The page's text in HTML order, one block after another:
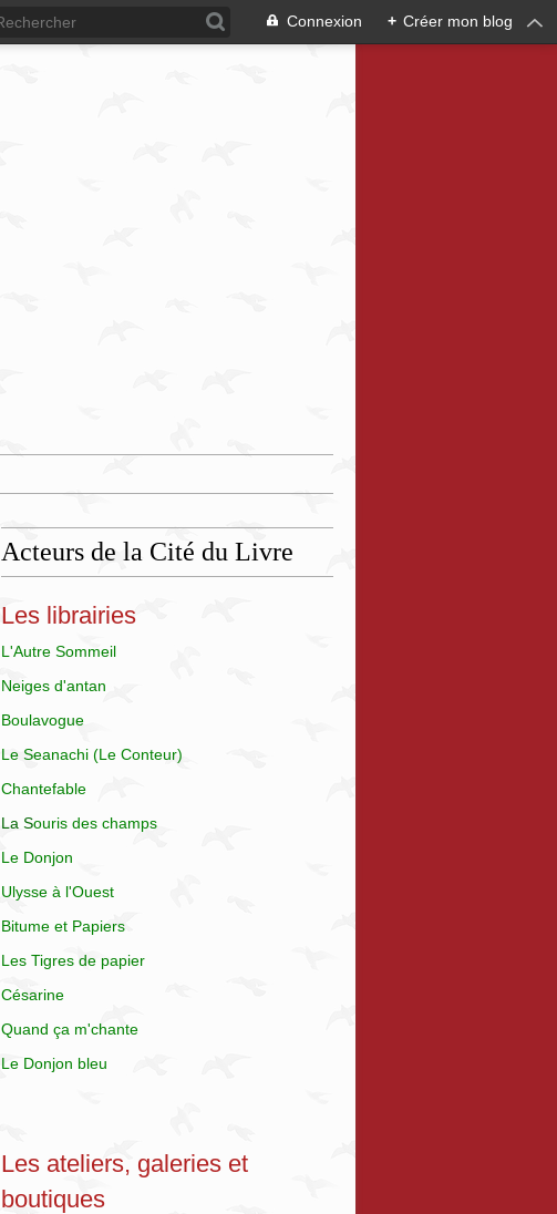
Connexion + Créer mon blog
Acteurs de la Cité du Livre
Les librairies
L'Autre Sommeil
Neiges d'antan
Boulavogue
Le Seanachi (Le Conteur)
Chantefable
La Souris des champs
Le Donjon
Ulysse à l'Ouest
Bitume et Papiers
Les Tigres de papier
Césarine
Quand ça m'chante
Le Donjon bleu
Les ateliers, galeries et
boutiques